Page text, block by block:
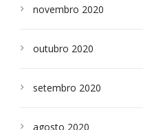
novembro 2020
outubro 2020
setembro 2020
agosto 2020